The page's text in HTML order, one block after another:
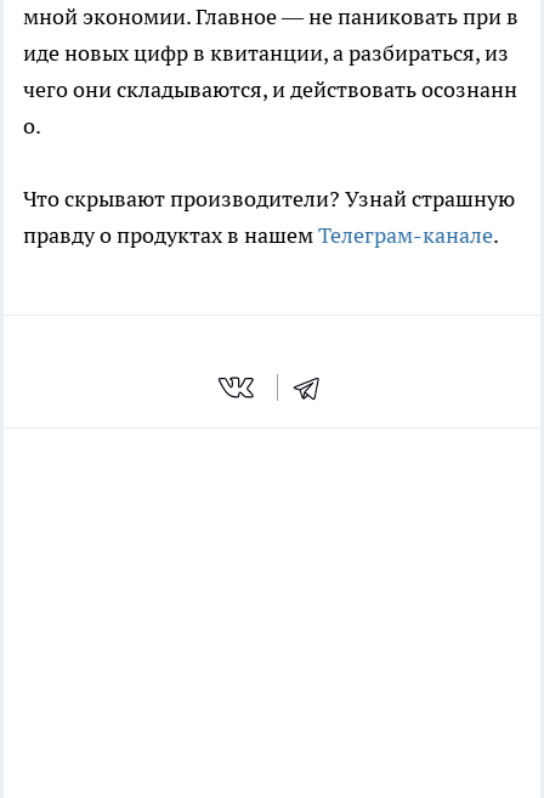
мной экономии. Главное — не паниковать при в
иде новых цифр в квитанции, а разбираться, из
чего они складываются, и действовать осознанн
о.
Что скрывают производители? Узнай страшную
правду о продуктах в нашемТелеграм-канале.